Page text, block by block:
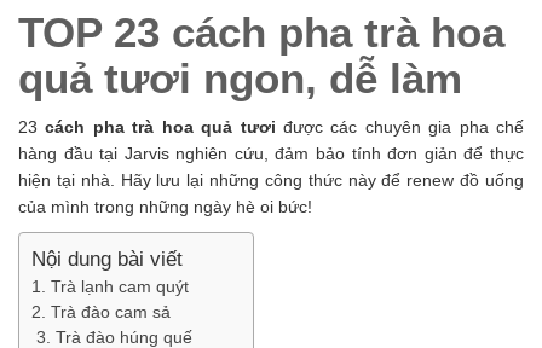
Academy
TOP 23 cách pha trà hoa
quả tươi ngon, dễ làm
23cách pha trà hoa quả tươi được các chuyên gia pha chế
hàng đầu tại Jarvis nghiên cứu, đảm bảo tính đơn giản để thực
hiện tại nhà. Hãy lưu lại những công thức này để renew đồ uống
của mình trong những ngày hè oi bức!
Nội dung bài viết
1. Trà lạnh cam quýt
2. Trà đào cam sả
3. Trà đào húng quế